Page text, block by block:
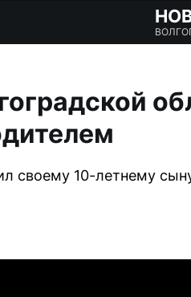
своему 10-летнему